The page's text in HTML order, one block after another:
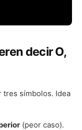
decir O,
tres símbolos. Idea
(peor caso).